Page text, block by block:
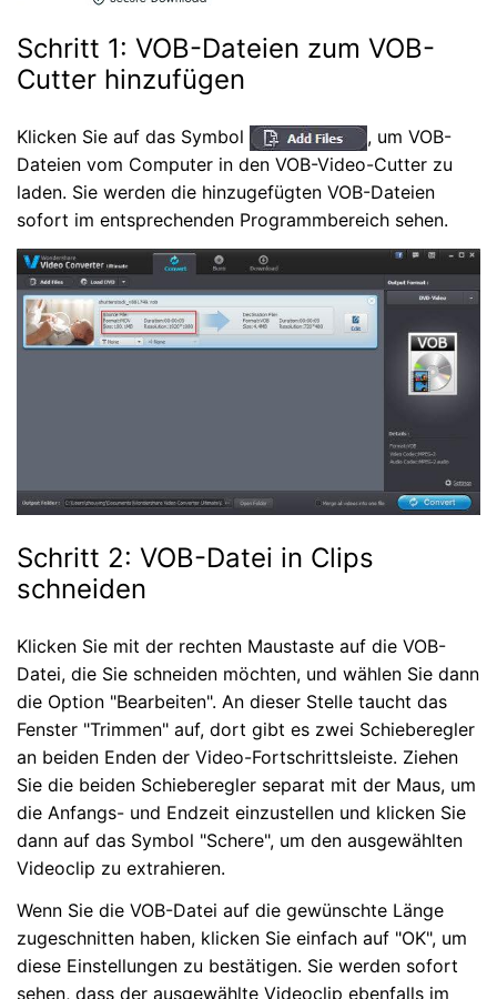
Schritt 1: VOB-Dateien zum VOB-
Cutter hinzufügen
Klicken Sie auf das Symbol
, um VOB-
Dateien vom Computer in den VOB-Video-Cutter zu
laden. Sie werden die hinzugefügten VOB-Dateien
sofort im entsprechenden Programmbereich sehen.
Schritt 2: VOB-Datei in Clips
schneiden
Klicken Sie mit der rechten Maustaste auf die VOB-
Datei, die Sie schneiden möchten, und wählen Sie dann
die Option "Bearbeiten". An dieser Stelle taucht das
Fenster "Trimmen" auf, dort gibt es zwei Schieberegler
an beiden Enden der Video-Fortschrittsleiste. Ziehen
Sie die beiden Schieberegler separat mit der Maus, um
die Anfangs- und Endzeit einzustellen und klicken Sie
dann auf das Symbol "Schere", um den ausgewählten
Videoclip zu extrahieren.
Wenn Sie die VOB-Datei auf die gewünschte Länge
zugeschnitten haben, klicken Sie einfach auf "OK", um
diese Einstellungen zu bestätigen. Sie werden sofort
sehen, dass der ausgewählte Videoclip ebenfalls im